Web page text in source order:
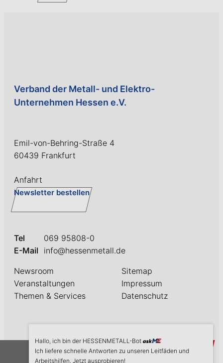
Verband der Metall- und Elektro-
Unternehmen Hessen e.V.
Emil-von-Behring-Straße 4
60439 Frankfurt
Anfahrt
Newsletter bestellen
Tel
069 95808-0
E-Mail
info@hessenmetall.de
Newsroom
Veranstaltungen
Themen & Services
Sitemap
Impressum
Datenschutz
Hallo, ich bin der HESSENMETALL-Bot askME
Ich liefere schnelle Antworten zu unseren Leitfäden und
Arbeitshilfen. Jetzt ausprobieren!